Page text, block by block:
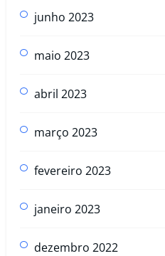
junho 2023
maio 2023
abril 2023
março 2023
fevereiro 2023
janeiro 2023
dezembro 2022